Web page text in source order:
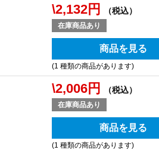
\2,132円 （税込）
在庫商品あり
商品を見る
(1 種類の商品があります)
\2,006円 （税込）
在庫商品あり
商品を見る
(1 種類の商品があります)